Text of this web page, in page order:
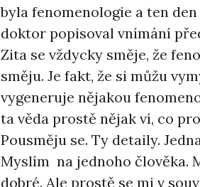
byla fenomenologie a ten
doktor popisoval vnímání
Zita se vždycky směje, že
směju. Je fakt, že si můžu
vygeneruje nějakou
ta věda prostě nějak ví, co
Pousměju se. Ty detaily.
Myslím na jednoho člověka.
dobré. Ale prostě se mi v